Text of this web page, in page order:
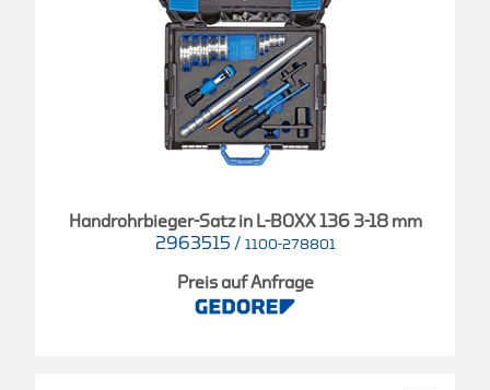
Handrohrbieger-Satz in L-BOXX 136 3-18 mm
2963515 / 1100-278801
Preis auf Anfrage